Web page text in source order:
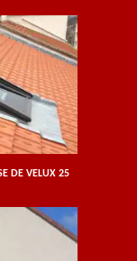
DE VELUX 25